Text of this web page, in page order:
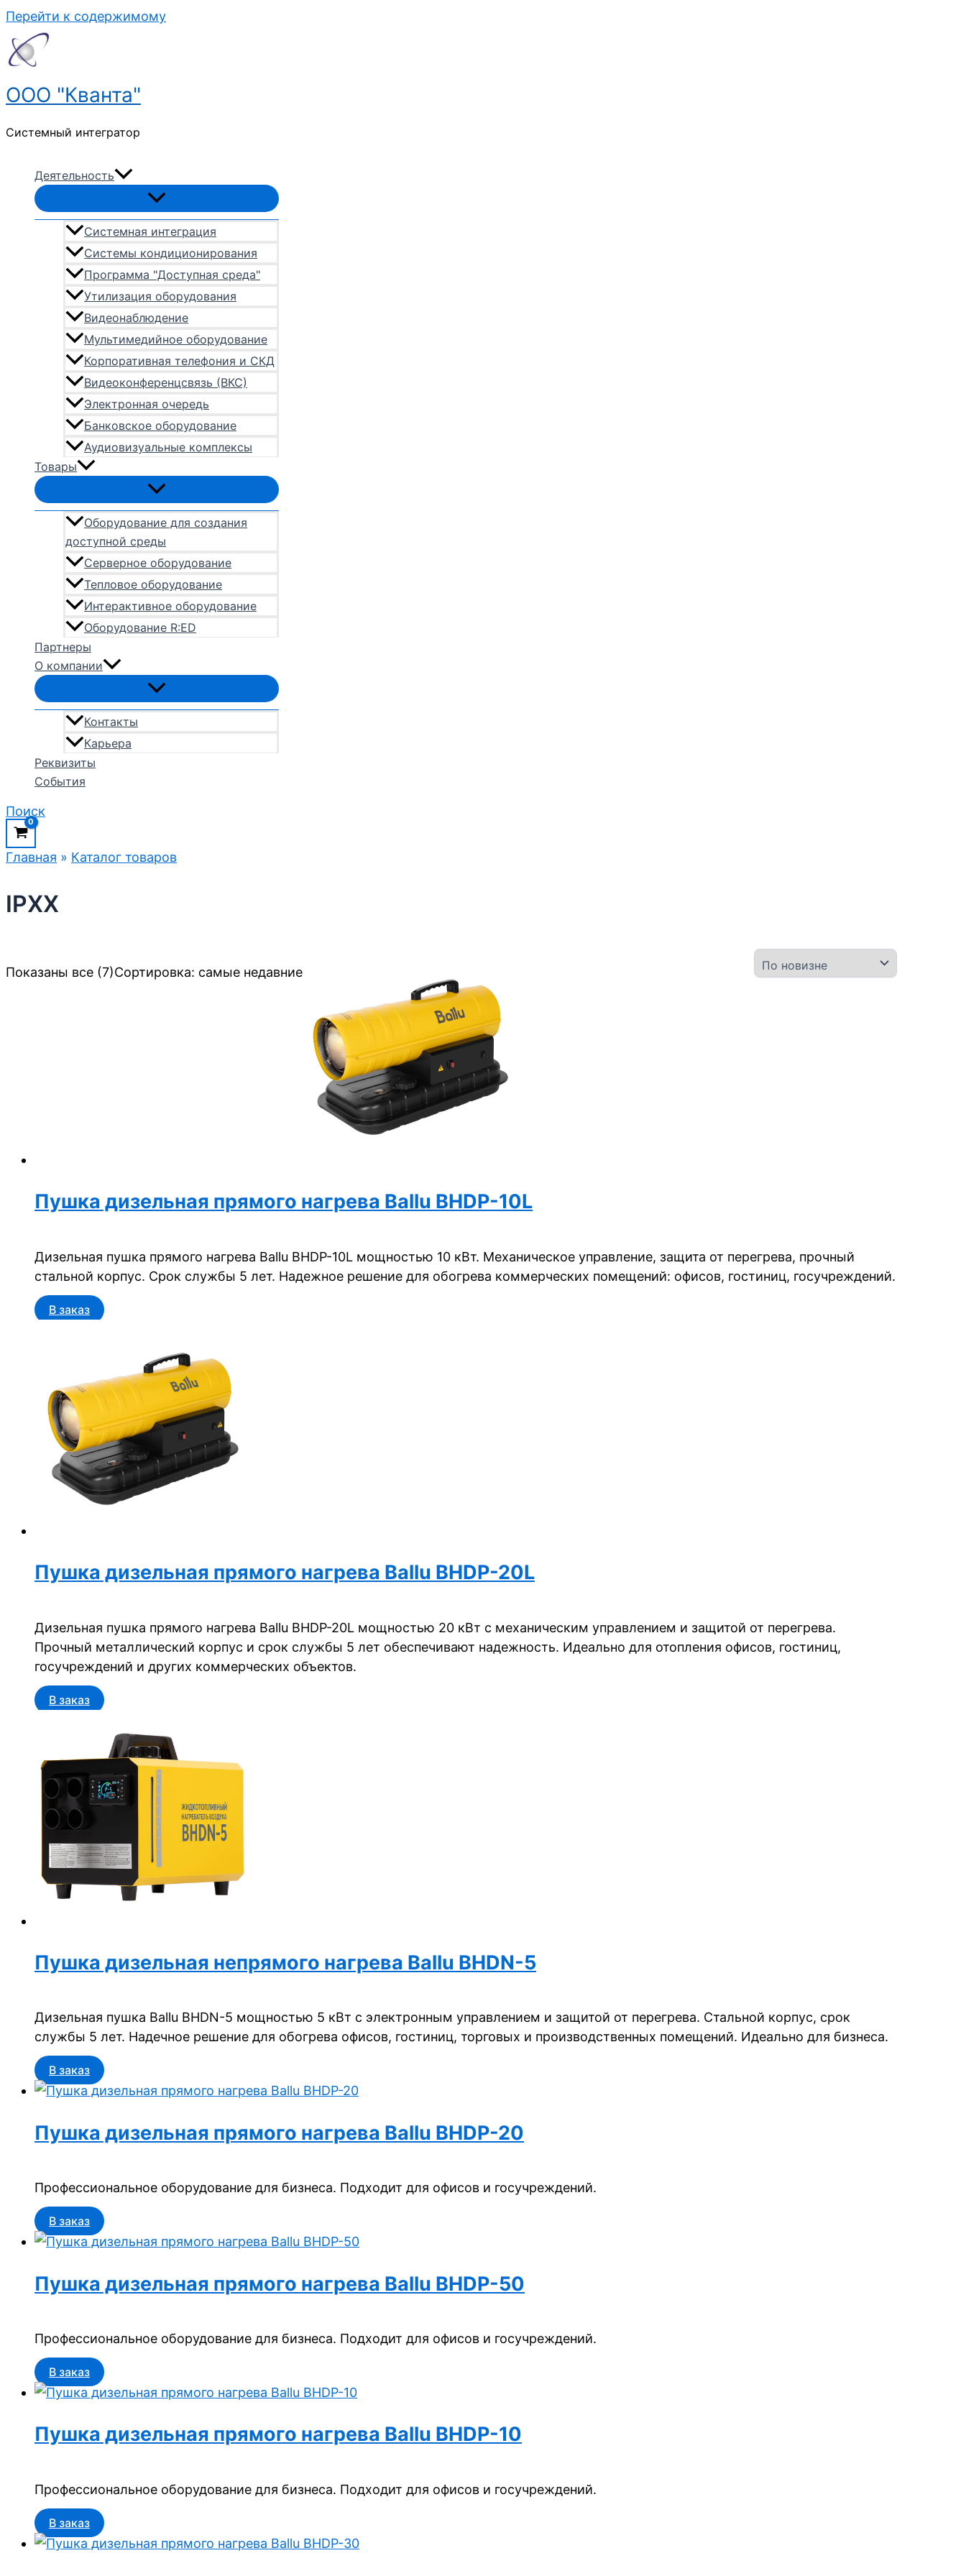
Перейти к содержимому
ООО "Кванта"
Системный интегратор
Деятельность
Системная интеграция
Системы кондиционирования
Программа "Доступная среда"
Утилизация оборудования
Видеонаблюдение
Мультимедийное оборудование
Корпоративная телефония и СКД
Видеоконференцсвязь (ВКС)
Электронная очередь
Банковское оборудование
Аудиовизуальные комплексы
Товары
Оборудование для создания
доступной среды
Серверное оборудование
Тепловое оборудование
Интерактивное оборудование
Оборудование R:ED
Партнеры
О компании
Контакты
Карьера
Реквизиты
События
Поиск
Главная » Каталог товаров
IPXX
Показаны все (7)Сортировка: самые недавние
Пушка дизельная прямого нагрева Ballu BHDP-10L
Дизельная пушка прямого нагрева Ballu BHDP-10L мощностью 10 кВт. Механическое управление, защита от перегрева, прочный
стальной корпус. Срок службы 5 лет. Надежное решение для обогрева коммерческих помещений: офисов, гостиниц, госучреждений.
В заказ
Пушка дизельная прямого нагрева Ballu BHDP-20L
Дизельная пушка прямого нагрева Ballu BHDP-20L мощностью 20 кВт с механическим управлением и защитой от перегрева.
Прочный металлический корпус и срок службы 5 лет обеспечивают надежность. Идеально для отопления офисов, гостиниц,
госучреждений и других коммерческих объектов.
В заказ
Пушка дизельная непрямого нагрева Ballu BHDN-5
Дизельная пушка Ballu BHDN-5 мощностью 5 кВт с электронным управлением и защитой от перегрева. Стальной корпус, срок
службы 5 лет. Надечное решение для обогрева офисов, гостиниц, торговых и производственных помещений. Идеально для бизнеса.
В заказ
Пушка дизельная прямого нагрева Ballu BHDP-20
Профессиональное оборудование для бизнеса. Подходит для офисов и госучреждений.
В заказ
Пушка дизельная прямого нагрева Ballu BHDP-50
Профессиональное оборудование для бизнеса. Подходит для офисов и госучреждений.
В заказ
Пушка дизельная прямого нагрева Ballu BHDP-10
Профессиональное оборудование для бизнеса. Подходит для офисов и госучреждений.
В заказ